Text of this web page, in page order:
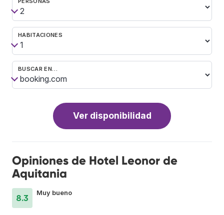
HABITACIONES
BUSCAR EN…
Ver disponibilidad
Opiniones de Hotel Leonor de
Aquitania
8.3
Muy bueno